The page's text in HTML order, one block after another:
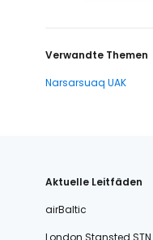
Verwandte Themen
Narsarsuaq UAK
Aktuelle Leitfäden
airBaltic
London Stansted STN